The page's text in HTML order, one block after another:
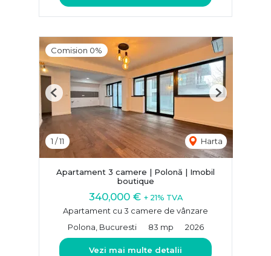
Comision 0%
1 /11 Harta
Previous Next
Apartament 3 camere | Polonă | Imobil
boutique
340,000 € + 21% TVA
Apartament cu 3 camere de vânzare
Polona, Bucuresti
83 mp 2026
Vezi mai multe detalii